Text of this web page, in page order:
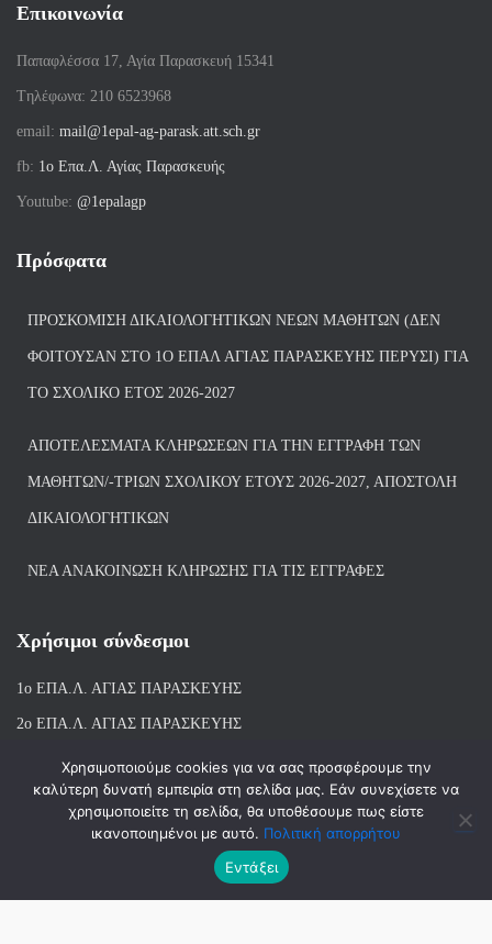
Επικοινωνία
Παπαφλέσσα 17, Αγία Παρασκευή 15341
Tηλέφωνα: 210 6523968
email: mail@1epal-ag-parask.att.sch.gr
fb: 1ο Επα.Λ. Αγίας Παρασκευής
Youtube: @1epalagp
Πρόσφατα
ΠΡΟΣΚΌΜΙΣΗ ΔΙΚΑΙΟΛΟΓΗΤΙΚΏΝ ΝΈΩΝ ΜΑΘΗΤΏΝ (ΔΕΝ
ΦΟΙΤΟΎΣΑΝ ΣΤΟ 1Ο ΕΠΑΛ ΑΓΙΑΣ ΠΑΡΑΣΚΕΥΗΣ ΠΈΡΥΣΙ) ΓΙΑ
ΤΟ ΣΧΟΛΙΚΌ ΈΤΟΣ 2026-2027
ΑΠΟΤΕΛΈΣΜΑΤΑ ΚΛΗΡΏΣΕΩΝ ΓΙΑ ΤΗΝ ΕΓΓΡΑΦΉ ΤΩΝ
ΜΑΘΗΤΏΝ/-ΤΡΙΏΝ ΣΧΟΛΙΚΟΎ ΈΤΟΥΣ 2026-2027, ΑΠΟΣΤΟΛΉ
ΔΙΚΑΙΟΛΟΓΗΤΙΚΏΝ
ΝΕΑ ΑΝΑΚΟΙΝΩΣΗ ΚΛΗΡΩΣΗΣ ΓΙΑ ΤΙΣ ΕΓΓΡΑΦΕΣ
Χρήσιμοι σύνδεσμοι
1ο ΕΠΑ.Λ. ΑΓΙΑΣ ΠΑΡΑΣΚΕΥΗΣ
2ο ΕΠΑ.Λ. ΑΓΙΑΣ ΠΑΡΑΣΚΕΥΗΣ
1ο Ε.Κ. ΑΓΙΑΣ ΠΑΡΑΣΚΕΥΗΣ
ΒΙΒΛΙΟΘΗΚΗ 1ου & 2ου ΕΠΑΛ ΑΓΙΑΣ ΠΑΡΑΣΚΕΥΗΣ
Hestia | Αναπτύχθηκε απόThemeIsle
Χρησιμοποιούμε cookies για να σας προσφέρουμε την
καλύτερη δυνατή εμπειρία στη σελίδα μας. Εάν συνεχίσετε να
χρησιμοποιείτε τη σελίδα, θα υποθέσουμε πως είστε
ικανοποιημένοι με αυτό. Πολιτική απορρήτου
Εντάξει